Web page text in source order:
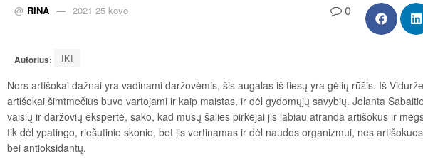
@ RINA 2021 25 kovo 0
Autorius: IKI
Nors artišokai dažnai yra vadinami daržovėmis, šis augalas iš tiesų yra gėlių rūšis. Iš
artišokai šimtmečius buvo vartojami ir kaip maistas, ir dėl gydomųjų savybių. Jolanta
vaisių ir daržovių ekspertė, sako, kad mūsų šalies pirkėjai jis labiau atranda artišokus ir
tik dėl ypatingo, riešutinio skonio, bet jis vertinamas ir dėl naudos organizmui, nes
bei antioksidantų.